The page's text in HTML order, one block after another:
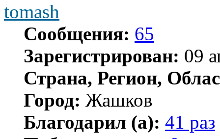
tomash
Сообщения: 65
Зарегистрирован: 09
Страна, Регион,
Город: Жашков
Благодарил (а): 41 раз